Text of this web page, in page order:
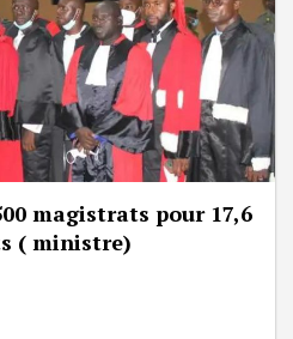
magistrats pour 17,6
( ministre)